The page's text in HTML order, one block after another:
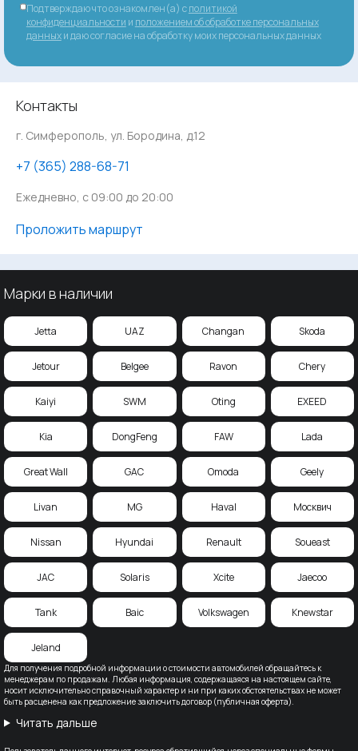
Подтверждаю что ознакомлен(а) сполитикой
конфиденциальности и положением об обработке персональных
данныхи даю согласие на обработку моих персональных данных
Контакты
г. Симферополь, ул. Бородина, д.12
‪+7 (365) 288-68-71
Ежедневно, с 09:00 до 20:00
Проложить маршрут
Для получения подробной информации о стоимости автомобилей обращайтесь к
менеджерам по продажам. Любая информация, содержащаяся на настоящем сайте,
носит исключительно справочный характер и ни при каких обстоятельствах не может
быть расценена как предложение заключить договор (публичная оферта).
Читать дальше
Марки в наличии
Jetta UAZ Changan Skoda
Jetour Belgee Ravon Chery
Kaiyi SWM Oting EXEED
Kia DongFeng FAW Lada
Great Wall GAC Omoda Geely
Livan MG Haval Москвич
Nissan Hyundai Renault Soueast
JAC Solaris Xcite Jaecoo
Tank Baic Volkswagen Knewstar
Jeland